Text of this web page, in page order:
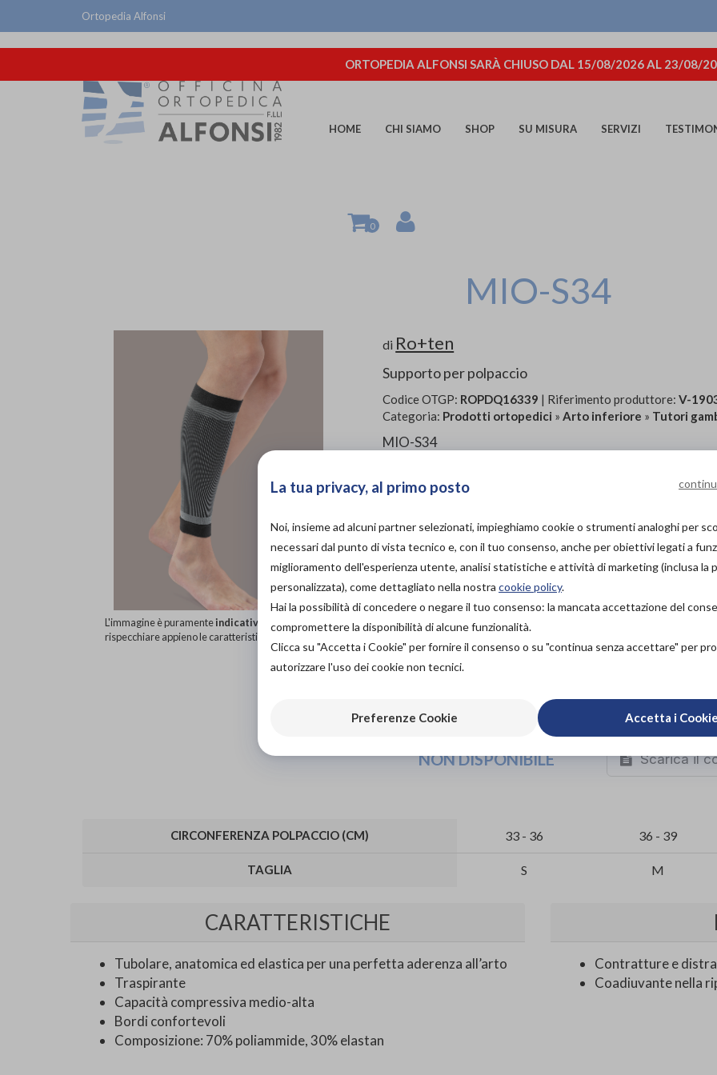
Ortopedia Alfonsi
ORTOPEDIA ALFONSI SARÀ CHIUSO DAL 15/08/2026 AL 23/08/
HOME CHI SIAMO SHOP SU MISURA SERVIZI
0
MIO-S34
L'immagine è puramenteindicativa
e potrebbe non
rispecchiare appieno le caratteristiche del prodotto.
di Ro+ten
Supporto per polpaccio
Codice OTGP: ROPDQ16339 | Riferimento produttore:V-
Categoria: Prodotti ortopedici »Arto inferiore » Tutori
MIO-S34
Codice prodot
Applicazione: Infilare il tubolare con l’etichetta
l’etichetta stessa risulti centrata.
Istruzioni per il lavaggio: Lavaggio a mano fino a 30°
fonti di calore.
PROVA E ACQUISTA IN
NEGOZIO
DA26,50€
NON DISPONIBILE
NON DISPONIBILE
Organizza
Scarica il
CIRCONFERENZA POLPACCIO (CM) 33 - 36 36 - 39
TAGLIA S M
CARATTERISTICHE
Tubolare, anatomica ed elastica per una perfetta aderenza all’arto
Traspirante
Capacità compressiva medio-alta
Bordi confortevoli
Composizione: 70% poliammide, 30% elastan
Contratture e
Coadiuvante nella
La tua privacy, al primo posto
Noi, insieme ad alcuni partner selezionati, impieghiamo cookie o strumenti analoghi per
necessari dal punto di vista tecnico e, con il tuo consenso, anche per obiettivi legati a
miglioramento dell'esperienza utente, analisi statistiche e attività di marketing (inclusa la
personalizzata), come dettagliato nella nostra cookie policy.
Hai la possibilità di concedere o negare il tuo consenso: la mancata accettazione del
compromettere la disponibilità di alcune funzionalità.
Clicca su "Accetta i Cookie" per fornire il consenso o su "continua senza accettare" per
autorizzare l'uso dei cookie non tecnici.
Preferenze Cookie Accetta i Cookie